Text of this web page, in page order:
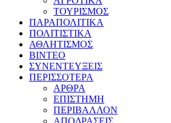
ΤΟΥΡΙΣΜΟΣ
ΠΑΡΑΠΟΛΙΤΙΚΑ
ΠΟΛΙΤΙΣΤΙΚΑ
ΑΘΛΗΤΙΣΜΟΣ
ΒΙΝΤΕΟ
ΣΥΝΕΝΤΕΥΞΕΙΣ
ΠΕΡΙΣΣΟΤΕΡΑ
ΑΡΘΡΑ
ΕΠΙΣΤΗΜΗ
ΠΕΡΙΒΑΛΛΟΝ
ΑΠΟΔΡΑΣΕΙΣ